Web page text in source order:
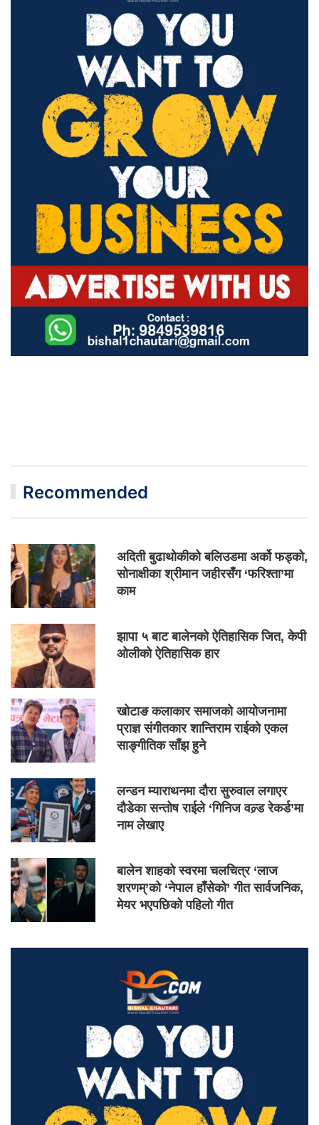
Recommended
अदिती बुढाथोकीको बलिउडमा अर्को फड्को,
सोनाक्षीका श्रीमान जहीरसँग ‘फरिश्ता’मा
काम
झापा ५ बाट बालेनको ऐतिहासिक जित, केपी
ओलीको ऐतिहासिक हार
खोटाङ कलाकार समाजको आयोजनामा
प्राज्ञ संगीतकार शान्तिराम राईको एकल
साङ्गीतिक साँझ हुने
लन्डन म्याराथनमा दौरा सुरुवाल लगाएर
दौडेका सन्तोष राईले ‘गिनिज वल्र्ड रेकर्ड’मा
नाम लेखाए
बालेन शाहको स्वरमा चलचित्र ‘लाज
शरणम्’को ‘नेपाल हाँसेको’ गीत सार्वजनिक,
मेयर भएपछिको पहिलो गीत